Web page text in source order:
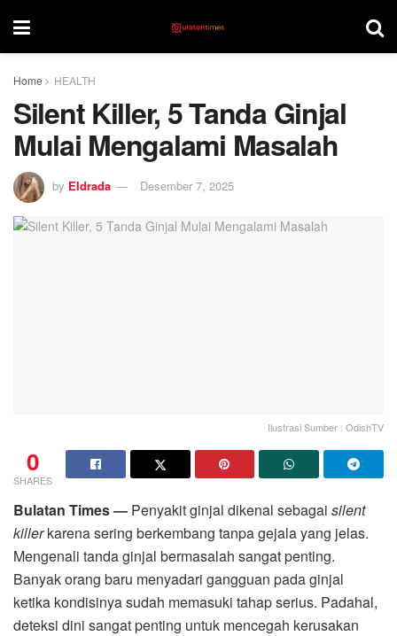
Home HEALTH
Silent Killer, 5 Tanda Ginjal
Mulai Mengalami Masalah
by Eldrada Desember 7, 2025
Ilustrasi Sumber : OdishTV
0
SHARES
Bulatan Times — Penyakit ginjal dikenal sebagai silent
killerkarena sering berkembang tanpa gejala yang jelas.
Mengenali tanda ginjal bermasalah sangat penting.
Banyak orang baru menyadari gangguan pada ginjal
ketika kondisinya sudah memasuki tahap serius. Padahal,
deteksi dini sangat penting untuk mencegah kerusakan